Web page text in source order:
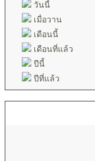
วันนี้
เมื่อวาน
เดือนนี้
เดือนที่แล้ว
ปีนี้
ปีที่แล้ว